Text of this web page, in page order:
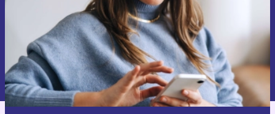
Chci voucher
Informace o použití osobních údajů najdeš v našich
Zásadách ochrany osobních údajů.